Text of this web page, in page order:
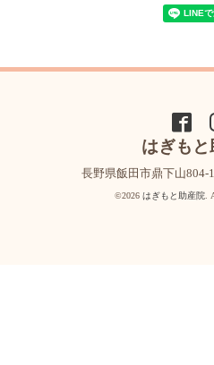
はぎもと
長野県飯田市鼎下山
©2026 はぎもと助産院 .